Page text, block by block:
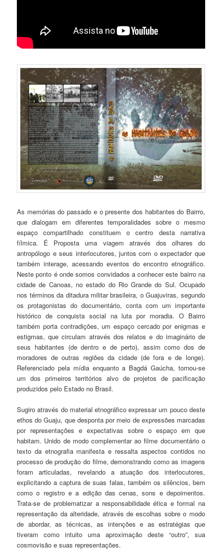
As memórias do passado e o presente dos habitantes do Bairro,
que dialogam em diferentes temporalidades sobre o mesmo
espaço compartilhado constituem o centro desta narrativa
fílmica. É Proposta uma viagem através dos olhares do
antropólogo e seus interlocutores, juntos com o expectador que
também interage, acessando eventos do encontro etnográfico.
Neste ponto é onde somos convidados a conhecer este bairro na
cidade de Canoas, no estado do Rio Grande do Sul. Ocupado
nos términos da ditadura militar brasileira, o Guajuviras, segundo
os protagonistas do documentário, conta com um importante
histórico de conquista social na luta por moradia. O Bairro
também porta contradições, um espaço cercado por enigmas e
estigmas, que circulam através dos relatos e do imaginário de
seus habitantes (de dentro e de perto), assim como dos de
moradores de outras regiões da cidade (de fora e de longe).
Referenciado pela mídia enquanto a Bagdá Gaúcha, tornou-se
um dos primeiros territórios alvo de projetos de pacificação
produzidos pelo Estado no Brasil.
Sugiro através do material etnográfico expressar um pouco deste
ethos do Guaju, que desponta por meio de expressões marcadas
por representações e expectativas sobre o espaço em que
habitam. Unido de modo complementar ao filme documentário o
texto da etnografia manifesta e ressalta aspectos contidos no
processo de produção do filme, demonstrando como as imagens
foram articuladas, revelando a atuação dos interlocutores,
explicitando a captura de suas falas, também os silêncios, bem
como o registro e a edição das cenas, sons e depoimentos.
Trata-se de problematizar a responsabilidade ética e formal na
representação da alteridade, através de escolhas sobre o modo
de abordar, as técnicas, as intenções e as estratégias que
tiveram como intuito uma aproximação deste “outro”, sua
cosmovisão e suas representações.